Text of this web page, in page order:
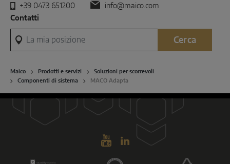
+39 0473 651200
info@maico.com
Contatti
La mia posizione
Cerca
Maico Prodotti e servizi
Soluzioni per scorrevoli
Componenti di sistema
MACO Adapta